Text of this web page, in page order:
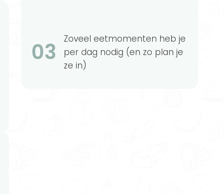
03
Zoveel eetmomenten heb je
per dag nodig (en zo plan je
ze in)